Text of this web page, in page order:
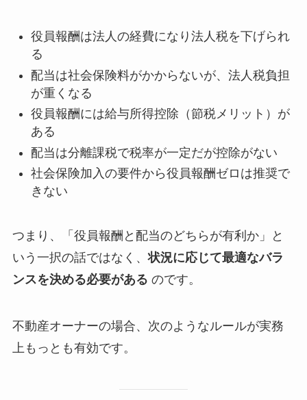
役員報酬は法人の経費になり法人税を下げられ
る
配当は社会保険料がかからないが、法人税負担
が重くなる
役員報酬には給与所得控除（節税メリット）が
ある
配当は分離課税で税率が一定だが控除がない
社会保険加入の要件から役員報酬ゼロは推奨で
きない
つまり、「役員報酬と配当のどちらが有利か」と
いう一択の話ではなく、状況に応じて最適なバラ
ンスを決める必要がある のです。
不動産オーナーの場合、次のようなルールが実務
上もっとも有効です。